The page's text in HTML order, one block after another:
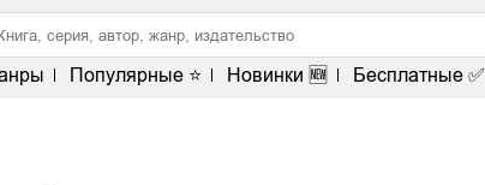
Популярные ⭐ Новинки 🆕 Бесплатные ✅